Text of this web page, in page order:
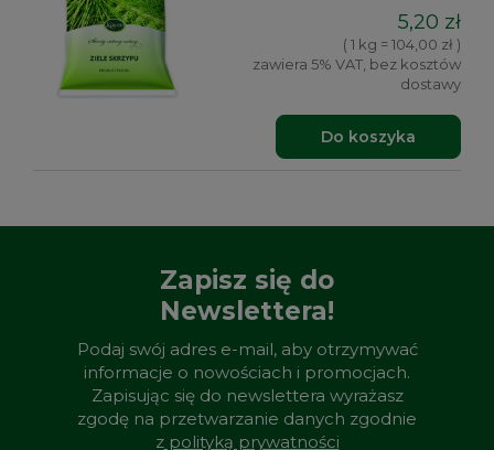
5,20 zł
( 1 kg = 104,00 zł )
zawiera 5% VAT, bez kosztów
dostawy
Do koszyka
Zapisz się do
Newslettera!
Podaj swój adres e-mail, aby otrzymywać
informacje o nowościach i promocjach.
Zapisując się do newslettera wyrażasz
zgodę na przetwarzanie danych zgodnie
zpolityką prywatności